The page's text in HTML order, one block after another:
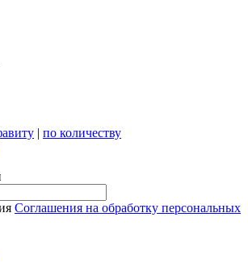
| по количеству
Соглашения на обработку персональных